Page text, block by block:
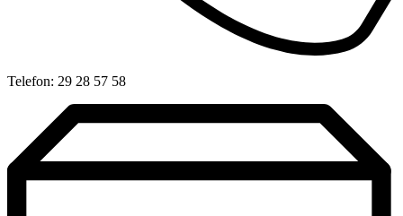
Telefon: 29 28 57 58